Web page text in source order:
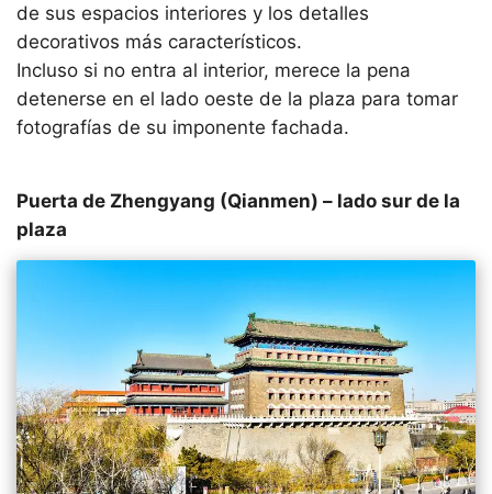
de sus espacios interiores y los detalles
decorativos más característicos.
Incluso si no entra al interior, merece la pena
detenerse en el lado oeste de la plaza para tomar
fotografías de su imponente fachada.
Puerta de Zhengyang (Qianmen) – lado sur de la
plaza